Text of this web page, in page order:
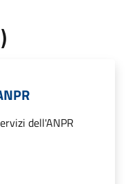
dell'ANPR